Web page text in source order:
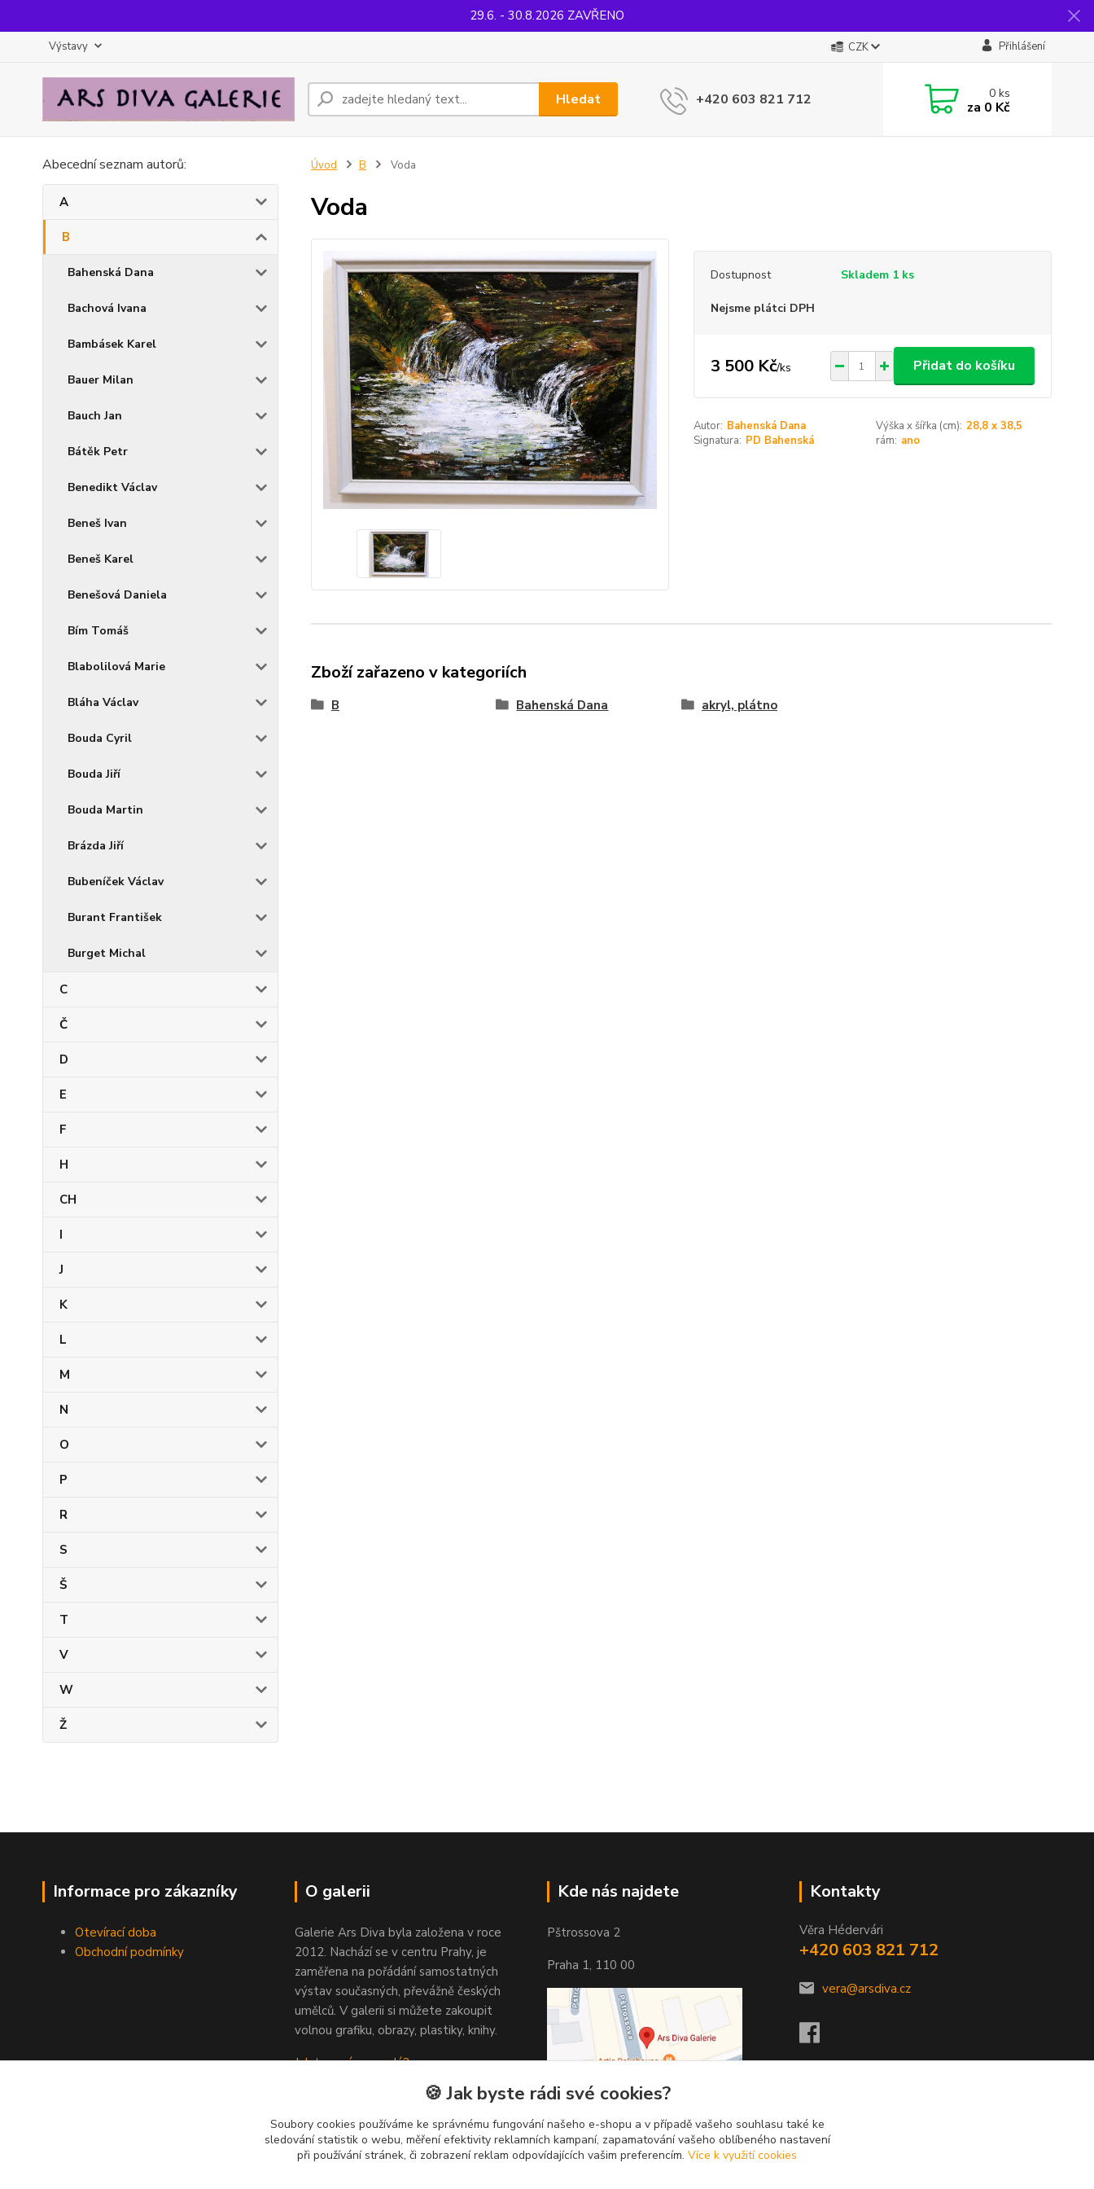
29.6. - 30.8.2026 ZAVŘENO
Výstavy CZK Přihlášení
Hledat +420 603 821 712 0ks
za 0 Kč
Abecední seznam autorů:
A
B
Bahenská Dana
Bachová Ivana
Bambásek Karel
Bauer Milan
Bauch Jan
Bátěk Petr
Benedikt Václav
Beneš Ivan
Beneš Karel
Benešová Daniela
Bím Tomáš
Blabolilová Marie
Bláha Václav
Bouda Cyril
Bouda Jiří
Bouda Martin
Brázda Jiří
Bubeníček Václav
Burant František
Burget Michal
C
Č
D
E
F
H
CH
I
J
K
L
M
N
O
P
R
S
Š
T
V
W
Ž
Úvod B Voda
Voda
Dostupnost Skladem 1 ks
Nejsme plátci DPH
3 500 Kč/ks Přidat do košíku
Autor: Bahenská Dana Výška x šířka (cm): 28,8 x 38,5
Signatura: PD Bahenská rám: ano
Zboží zařazeno v kategoriích
B Bahenská Dana akryl, plátno
Informace pro zákazníky
Otevírací doba
Obchodní podmínky
O galerii
Galerie Ars Diva byla založena v roce
2012. Nachází se v centru Prahy, je
zaměřena na pořádání samostatných
výstav současných, převážně českých
umělců. V galerii si můžete zakoupit
volnou grafiku, obrazy, plastiky, knihy.
Jak to u nás vypadá?
Kde nás najdete
Pštrossova 2
Praha 1, 110 00
Kontakty
Věra Hédervári
+420 603 821 712
vera@arsdiva.cz
🍪 Jak byste rádi své cookies?
Soubory cookies používáme ke správnému fungování našeho e-shopu a v případě vašeho souhlasu také ke
sledování statistik o webu, měření efektivity reklamních kampaní, zapamatování vašeho oblíbeného nastavení
při používání stránek, či zobrazení reklam odpovídajících vašim preferencím. Více k využití cookies